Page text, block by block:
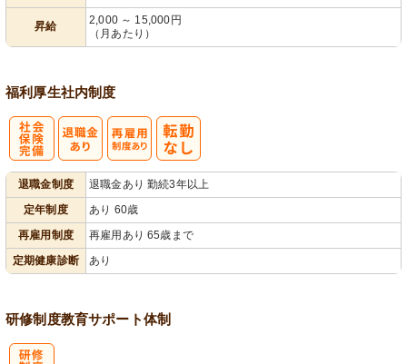
昇給
2,000 ～ 15,000円
（月あたり）
福利厚生社内制度
退職金制度
退職金あり 勤続3年以上
定年制度
あり 60歳
再雇用制度
再雇用あり 65歳まで
定期健康診断
あり
研修制度教育サポート体制